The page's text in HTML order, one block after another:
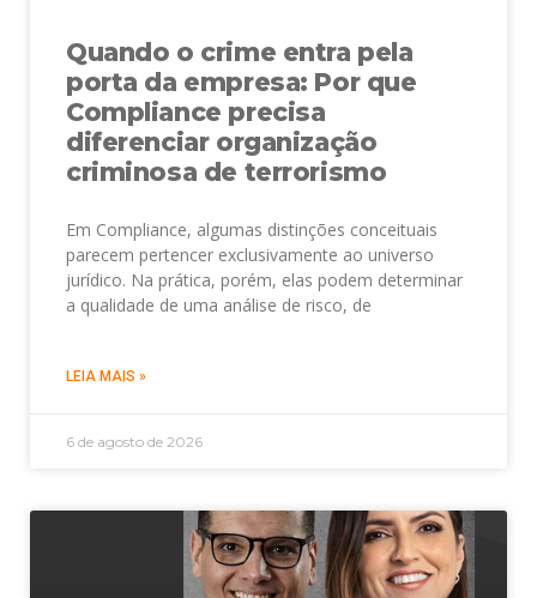
Quando o crime entra pela
porta da empresa: Por que
Compliance precisa
diferenciar organização
criminosa de terrorismo
Em Compliance, algumas distinções conceituais
parecem pertencer exclusivamente ao universo
jurídico. Na prática, porém, elas podem determinar
a qualidade de uma análise de risco, de
LEIA MAIS »
6 de agosto de 2026